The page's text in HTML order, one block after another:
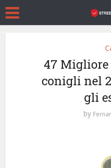
47 Migliore
conigli nel
gli
by